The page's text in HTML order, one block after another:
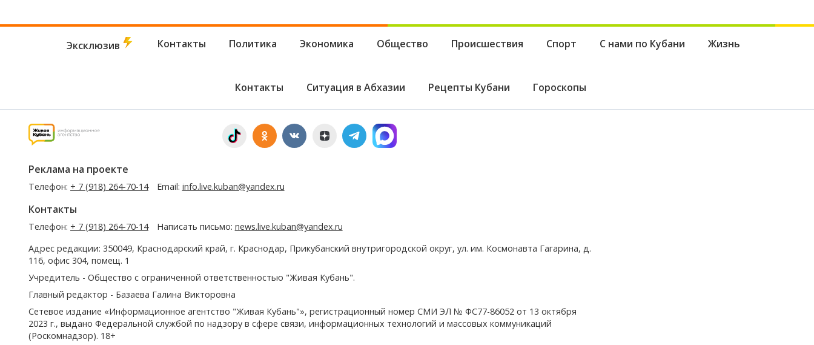
Эксклюзив Контакты Политика Экономика Общество Происшествия Спорт С нами по Кубани Жизнь
Контакты Ситуация в Абхазии Рецепты Кубани Гороскопы
Реклама на проекте
Телефон: + 7 (918) 264-70-14 Email: info.live.kuban@yandex.ru
Контакты
Телефон: + 7 (918) 264-70-14 Написать письмо: news.live.kuban@yandex.ru
Адрес редакции: 350049, Краснодарский край, г. Краснодар, Прикубанский внутригородской округ, ул. им. Космонавта Гагарина, д.
116, офис 304, помещ. 1
Учредитель - Общество с ограниченной ответственностью "Живая Кубань".
Главный редактор - Базаева Галина Викторовна
Сетевое издание «Информационное агентство "Живая Кубань"», регистрационный номер СМИ ЭЛ № ФС77-86052 от 13 октября
2023 г., выдано Федеральной службой по надзору в сфере связи, информационных технологий и массовых коммуникаций
(Роскомнадзор). 18+